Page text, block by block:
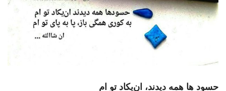
حسود ها همه دیدند، ان‌یکاد تو ام